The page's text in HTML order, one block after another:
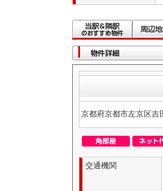
京都府京都市左京区吉
交通機関